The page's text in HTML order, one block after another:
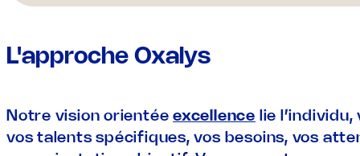
L'approche Oxalys
Notre vision orientéeexcellence lie l’individu,
vos talents spécifiques, vos besoins, vos